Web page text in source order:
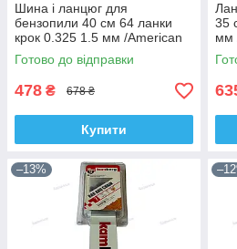
Шина і ланцюг для
бензопили 40 см 64 ланки
крок 0.325 1.5 мм /American
Eagle
Готово до відправки
478 ₴ 678 ₴
Купити
35
мм
–13%